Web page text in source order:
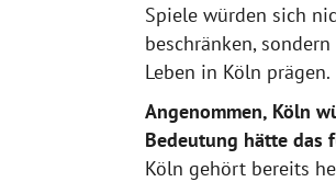
Spiele würden sich
beschränken,
Leben in Köln prägen.
Angenommen, Köln
Bedeutung hätte das
Köln gehört bereits